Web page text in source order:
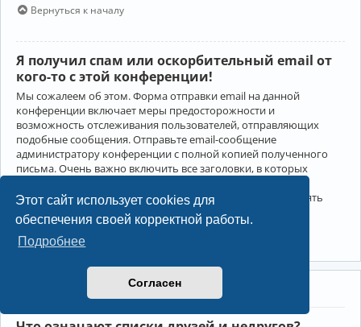
Этот сайт использует cookies для
обеспечения своей корректной работы.
Подробнее
Согласен
Вернуться к началу
Я получил спам или оскорбительный email от
кого-то с этой конференции!
Мы сожалеем об этом. Форма отправки email на данной
конференции включает меры предосторожности и
возможность отслеживания пользователей, отправляющих
подобные сообщения. Отправьте email-сообщение
администратору конференции с полной копией полученного
письма. Очень важно включить все заголовки, в которых
Администратор конференции сможет в этом случае принять
меры.
Друзья и недруги